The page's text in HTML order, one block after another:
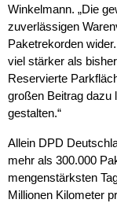
Winkelmann. „Die
zuverlässigen
Paketrekorden
viel stärker als
Reservierte
großen Beitrag dazu
gestalten.“
Allein DPD
mehr als 300.000
mengenstärksten
Millionen Kilometer